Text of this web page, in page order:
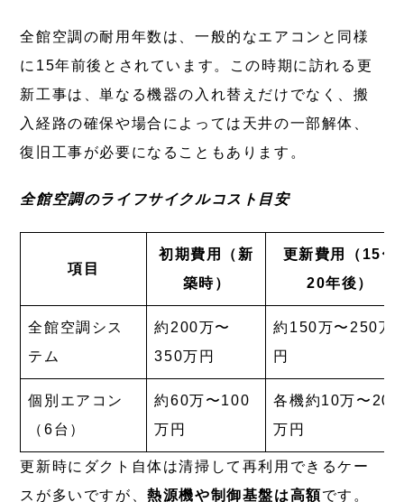
全館空調の耐用年数は、一般的なエアコンと同様
に15年前後とされています。この時期に訪れる更
新工事は、単なる機器の入れ替えだけでなく、搬
入経路の確保や場合によっては天井の一部解体、
復旧工事が必要になることもあります。
全館空調のライフサイクルコスト目安
項目
初期費用（新
築時）
更新費用（15〜
20年後）
全館空調シス
テム
約200万〜
350万円
約150万〜250万
円
個別エアコン
（6台）
約60万〜100
万円
各機約10万〜20
万円
更新時にダクト自体は清掃して再利用できるケー
スが多いですが、熱源機や制御基盤は高額です。